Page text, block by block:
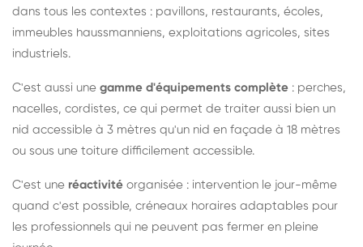
dans tous les contextes : pavillons, restaurants, écoles,
immeubles haussmanniens, exploitations agricoles, sites
industriels.
C'est aussi une gamme d'équipements complète : perches,
nacelles, cordistes, ce qui permet de traiter aussi bien un
nid accessible à 3 mètres qu'un nid en façade à 18 mètres
ou sous une toiture difficilement accessible.
C'est une réactivité organisée : intervention le jour-même
quand c'est possible, créneaux horaires adaptables pour
les professionnels qui ne peuvent pas fermer en pleine